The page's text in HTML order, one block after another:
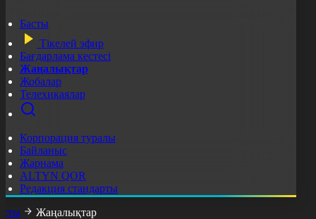
Басты
Тікелей эфир
Бағдарлама кестесі
Жаңалықтар
Жобалар
Телехикаялар
Корпорация туралы
Байланыс
Жарнама
ALTYN QOR
Редакция стандарты
Жаңалықтар